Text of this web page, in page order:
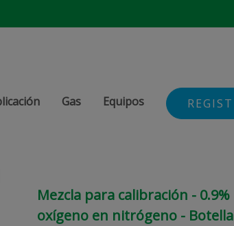
Gas Equipos
Mezcla para calibración -
oxígeno en nitrógeno -